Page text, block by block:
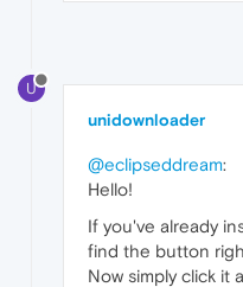
U
unidownloader
@eclipseddream:
Hello!
If you've already
find the button
Now simply click it